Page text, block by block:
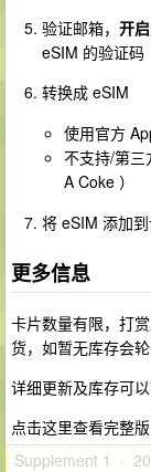
验证邮箱， 开
eSIM 的验证码
转换成 eSIM
使用官方
不支持/第三
A Coke ）
将 eSIM 添加
更多信息
卡片数量有限，打
货，如暂无库存会
详细更新及库存可
点击这里查看完整版
Supplement 1 ·